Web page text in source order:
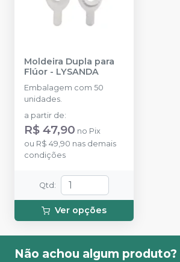
Moldeira Dupla para
Flúor - LYSANDA
Embalagem com 50
unidades.
a partir de:
R$ 47,90 no Pix
ou R$ 49,90 nas demais
condições
Qtd :
Ver opções
Não achou algum produto?